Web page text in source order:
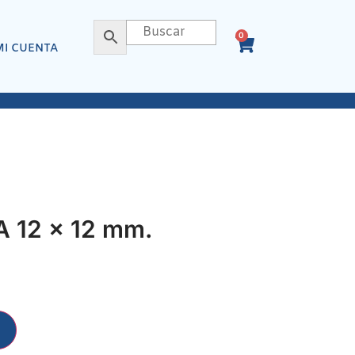
CUENTA
0
12 x 12 mm.